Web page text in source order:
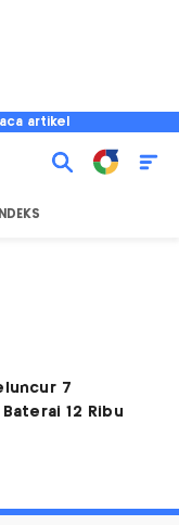
artikel
INDEKS
7
12 Ribu